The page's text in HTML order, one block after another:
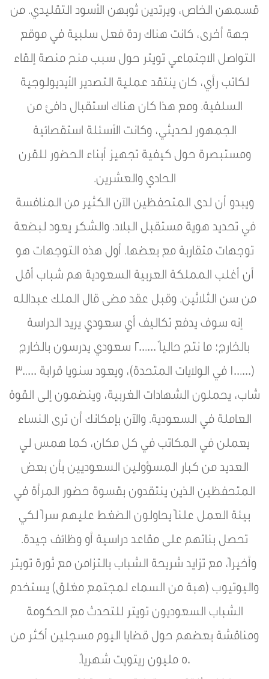
قسمهن الخاص، ويرتدين ثوبهن الأسود التقليدي. من
جهة أخرى، كانت هناك ردة فعل سلبية في موقع
التواصل الاجتماعي تويتر حول سبب منح منصة إلقاء
لكاتب رأي، كان ينتقد عملية التصدير الأيديولوجية
السلفية. ومع هذا كان هناك استقبال دافئ من
الجمهور لحديثي، وكانت الأسئلة استقصائية
ومستبصرة حول كيفية تجهيز أبناء الحضور للقرن
الحادي والعشرين.
ويبدو أن لدى المتحفظين الآن الكثير من المنافسة
في تحديد هوية مستقبل البلاد. والشكر يعود لبضعة
توجهات متقاربة مع بعضها. أول هذه التوجهات هو
أن أغلب المملكة العربية السعودية هم شباب أقل
من سن الثلاثين. وقبل عقد مضى قال الملك عبدالله
إنه سوف يدفع تكاليف أي سعودي يريد الدراسة
بالخارج؛ ما نتج حالياً 200.000 سعودي يدرسون بالخارج
(100.000 في الولايات المتحدة)، ويعود سنويا قرابة 30.000
شاب، يحملون الشهادات الغربية، وينضمون إلى القوة
العاملة في السعودية. والآن بإمكانك أن ترى النساء
يعملن في المكاتب في كل مكان، كما همس لي
العديد من كبار المسؤولين السعوديين بأن بعض
المتحفظين الذين ينتقدون بقسوة حضور المرأة في
بيئة العمل علناً يحاولون الضغط عليهم سراً لكي
تحصل بناتهم على مقاعد دراسية أو وظائف جيدة.
وأخيراً، مع تزايد شريحة الشباب بالتزامن مع ثورة تويتر
واليوتيوب (هبة من السماء لمجتمع مغلق) يستخدم
الشباب السعوديون تويتر للتحدث مع الحكومة
ومناقشة بعضهم حول قضايا اليوم مسجلين أكثر من
50 مليون ريتويت شهرياً.